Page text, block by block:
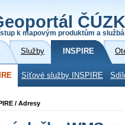
ČÚZK
k mapovým produktům a
Služby INSPIRE
Síťové služby INSPIRE
/ Adresy